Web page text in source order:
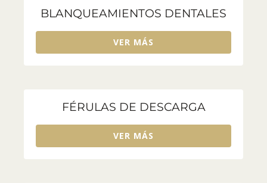
BLANQUEAMIENTOS DENTALES
VER MÁS
FÉRULAS DE DESCARGA
VER MÁS